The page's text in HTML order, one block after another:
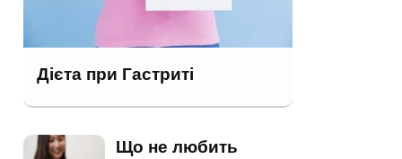
Дієта при Гастриті
Що не любить